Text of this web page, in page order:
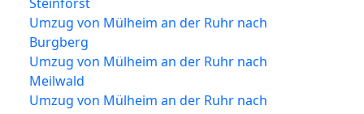
Umzug von Mülheim an der Ruhr nach
Burgberg
Umzug von Mülheim an der Ruhr nach
Meilwald
Umzug von Mülheim an der Ruhr nach